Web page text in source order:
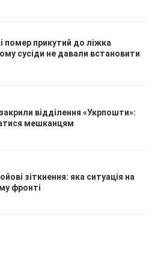
помер прикутий до ліжка
сусіди не давали встановити
відділення «Укрпошти»:
мешканцям
зіткнення: яка ситуація на
фронті